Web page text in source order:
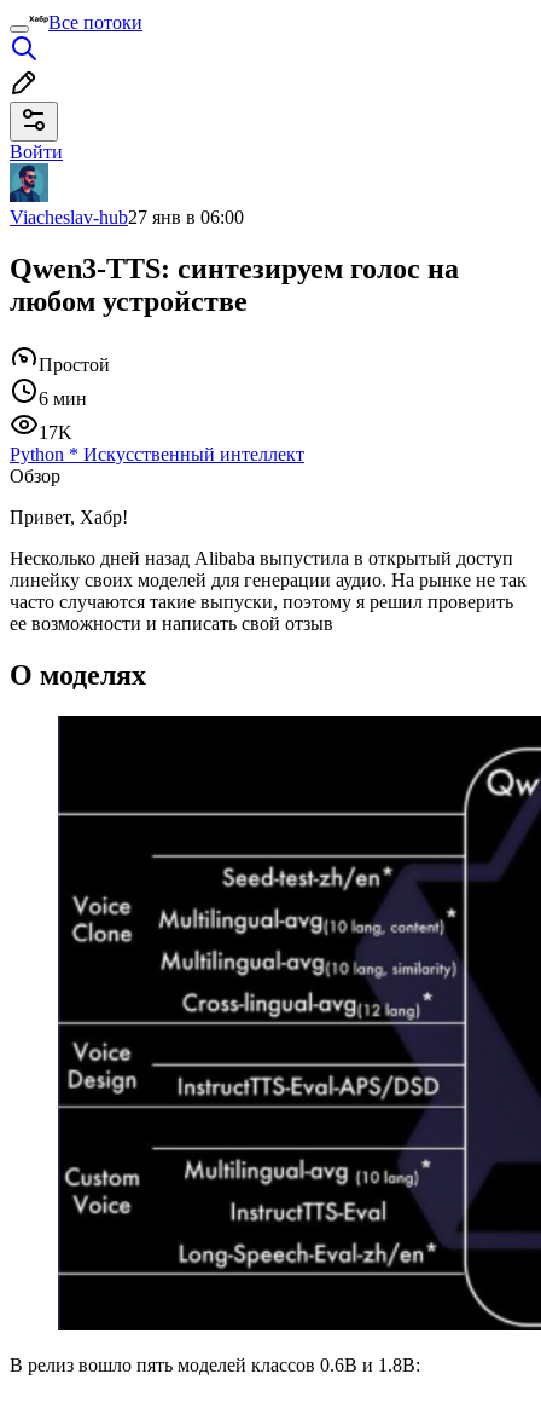
Все потоки
Войти
Viacheslav-hub27 янв в 06:00
Qwen3-TTS: синтезируем голос на
любом устройстве
Простой
6 мин
17K
Python * Искусственный интеллект
Обзор
Привет, Хабр!
Несколько дней назад Alibaba выпустила в открытый доступ
линейку своих моделей для генерации аудио. На рынке не так
часто случаются такие выпуски, поэтому я решил проверить
ее возможности и написать свой отзыв
О моделях
В релиз вошло пять моделей классов 0.6B и 1.8B: